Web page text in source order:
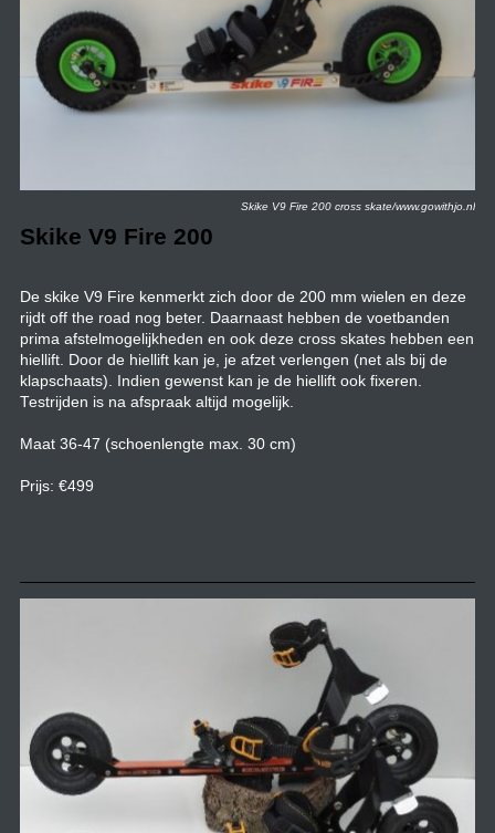
Skike V9 Fire 200 cross skate/www.gowithjo.nl
Skike V9 Fire 200
De skike V9 Fire kenmerkt zich door de 200 mm wielen en deze
rijdt off the road nog beter. Daarnaast hebben de voetbanden
prima afstelmogelijkheden en ook deze cross skates hebben een
hiellift. Door de hiellift kan je, je afzet verlengen (net als bij de
klapschaats). Indien gewenst kan je de hiellift ook fixeren.
Testrijden is na afspraak altijd mogelijk.
Maat 36-47 (schoenlengte max. 30 cm)
Prijs: €499